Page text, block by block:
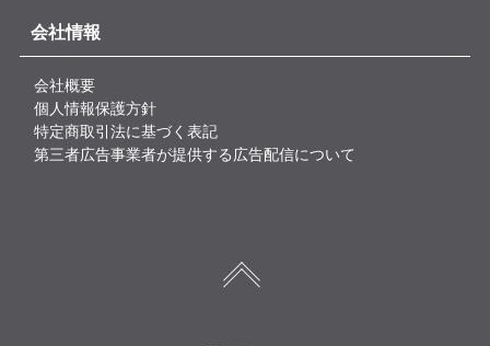
会社情報
会社概要
個人情報保護方針
特定商取引法に基づく表記
第三者広告事業者が提供する広告配信について